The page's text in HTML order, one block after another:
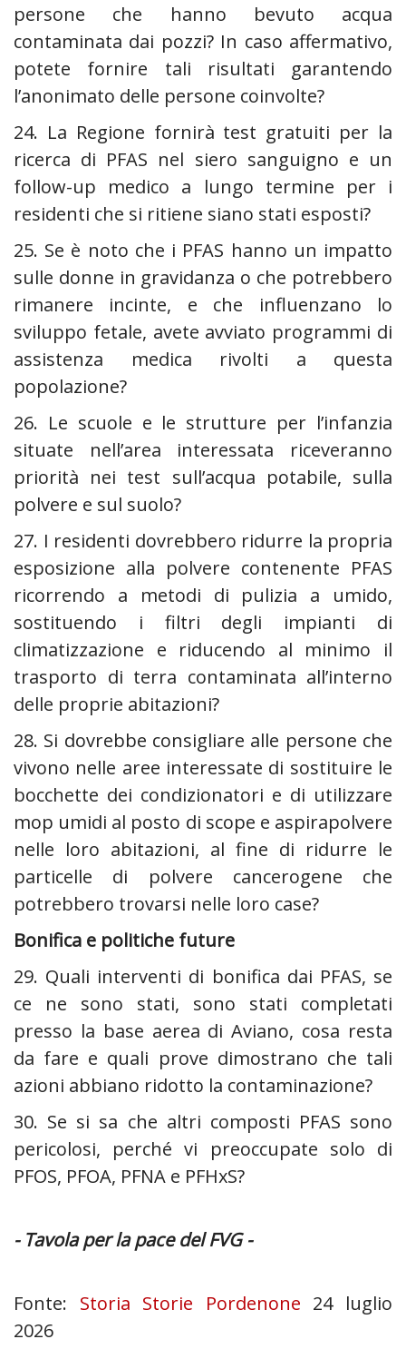
persone che hanno bevuto acqua
contaminata dai pozzi? In caso affermativo,
potete fornire tali risultati garantendo
l’anonimato delle persone coinvolte?
24. La Regione fornirà test gratuiti per la
ricerca di PFAS nel siero sanguigno e un
follow-up medico a lungo termine per i
residenti che si ritiene siano stati esposti?
25. Se è noto che i PFAS hanno un impatto
sulle donne in gravidanza o che potrebbero
rimanere incinte, e che influenzano lo
sviluppo fetale, avete avviato programmi di
assistenza medica rivolti a questa
popolazione?
26. Le scuole e le strutture per l’infanzia
situate nell’area interessata riceveranno
priorità nei test sull’acqua potabile, sulla
polvere e sul suolo?
27. I residenti dovrebbero ridurre la propria
esposizione alla polvere contenente PFAS
ricorrendo a metodi di pulizia a umido,
sostituendo i filtri degli impianti di
climatizzazione e riducendo al minimo il
trasporto di terra contaminata all’interno
delle proprie abitazioni?
28. Si dovrebbe consigliare alle persone che
vivono nelle aree interessate di sostituire le
bocchette dei condizionatori e di utilizzare
mop umidi al posto di scope e aspirapolvere
nelle loro abitazioni, al fine di ridurre le
particelle di polvere cancerogene che
potrebbero trovarsi nelle loro case?
Bonifica e politiche future
29. Quali interventi di bonifica dai PFAS, se
ce ne sono stati, sono stati completati
presso la base aerea di Aviano, cosa resta
da fare e quali prove dimostrano che tali
azioni abbiano ridotto la contaminazione? ‍
30. ‍Se si sa che altri composti PFAS sono
pericolosi, perché vi preoccupate solo di
PFOS, PFOA, PFNA e PFHxS? ‍‍‍‍
- Tavola per la pace del FVG -
Fonte: Storia Storie Pordenone 24 luglio
2026